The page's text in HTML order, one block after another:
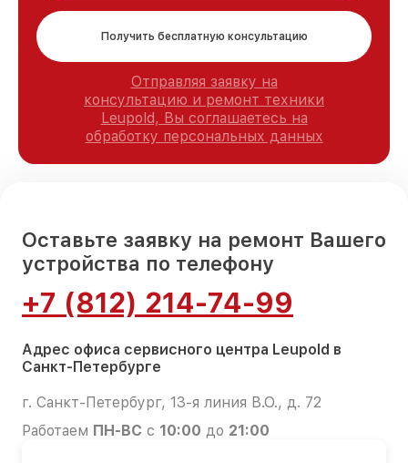
Получить бесплатную консультацию
Отправляя заявку на
консультацию и ремонт техники
Leupold, Вы соглашаетесь на
обработку персональных данных
Оставьте заявку на ремонт Вашего
устройства по телефону
+7 (812) 214-74-99
Адрес офиса сервисного центра Leupold в
Санкт-Петербурге
г. Санкт-Петербург, 13-я линия В.О., д. 72
Работаем ПН-ВС с 10:00 до 21:00